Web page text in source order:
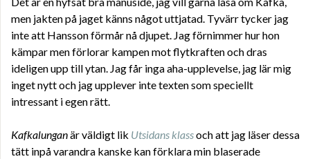
men jakten på jaget känns något uttjatad. Tyvärr tycker jag
inte att Hansson förmår nå djupet. Jag förnimmer hur hon
kämpar men förlorar kampen mot flytkraften och dras
ideligen upp till ytan. Jag får inga aha-upplevelse, jag lär mig
inget nytt och jag upplever inte texten som speciellt
intressant i egen rätt.
Kafkalunganär väldigt lik Utsidans klassoch att jag läser dessa
tätt inpå varandra kanske kan förklara min blaserade